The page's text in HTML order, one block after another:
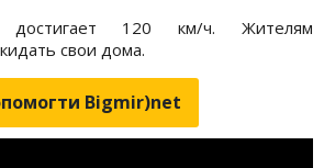
достигает 120 км/ч. Жителям
свои дома.
Bigmir)net